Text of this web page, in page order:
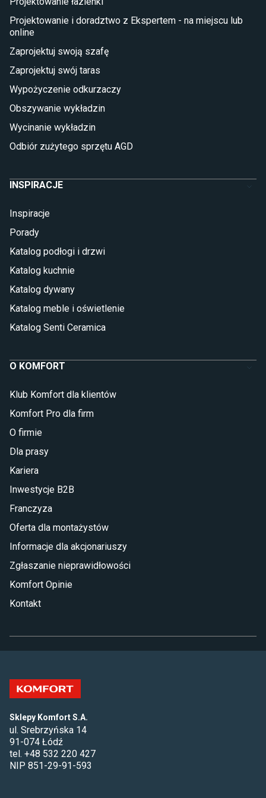
Płytki na balkon
Lampy stojące LED
Płytki
Płytki Cersanit
Płytki wielkoformatowe
Glazura
Płytki marmurowe
Projektowanie i doradztwo z Ekspertem - na miejscu lub
online
Zaprojektuj swoją szafę
Zaprojektuj swój taras
Wypożyczenie odkurzaczy
Obszywanie wykładzin
Wycinanie wykładzin
Odbiór zużytego sprzętu AGD
INSPIRACJE
Inspiracje
Porady
Katalog podłogi i drzwi
Katalog kuchnie
Katalog dywany
Katalog meble i oświetlenie
Katalog Senti Ceramica
O KOMFORT
Klub Komfort dla klientów
Komfort Pro dla firm
O firmie
Dla prasy
Kariera
Inwestycje B2B
Franczyza
Oferta dla montażystów
Informacje dla akcjonariuszy
Zgłaszanie nieprawidłowości
Komfort Opinie
Kontakt
Sklepy Komfort S.A.
ul. Srebrzyńska 14
91-074 Łódź
tel. +48 532 220 427
NIP 851-29-91-593